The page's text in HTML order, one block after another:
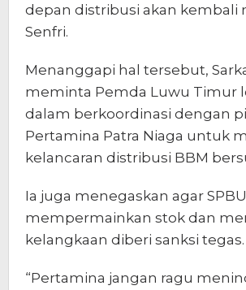
depan distribusi akan kembali
Senfri.
Menanggapi hal tersebut,
meminta Pemda Luwu Timur
dalam berkoordinasi dengan
Pertamina Patra Niaga untuk
kelancaran distribusi BBM
Ia juga menegaskan agar
mempermainkan stok dan
kelangkaan diberi sanksi tegas.
“Pertamina jangan ragu